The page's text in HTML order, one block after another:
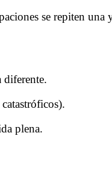
se repiten una
diferente.
plena.